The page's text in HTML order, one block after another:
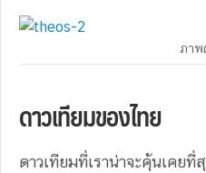
ภาพ
ดาวเทียมของไทย
ดาวเทียมที่เราน่าจะคุ้นเคย